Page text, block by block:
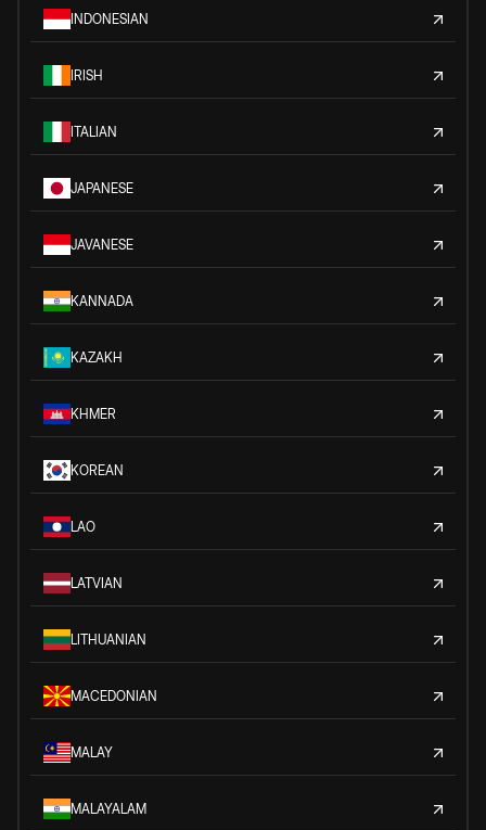
INDONESIAN
IRISH
ITALIAN
JAPANESE
JAVANESE
KANNADA
KAZAKH
KHMER
KOREAN
LAO
LATVIAN
LITHUANIAN
MACEDONIAN
MALAY
MALAYALAM